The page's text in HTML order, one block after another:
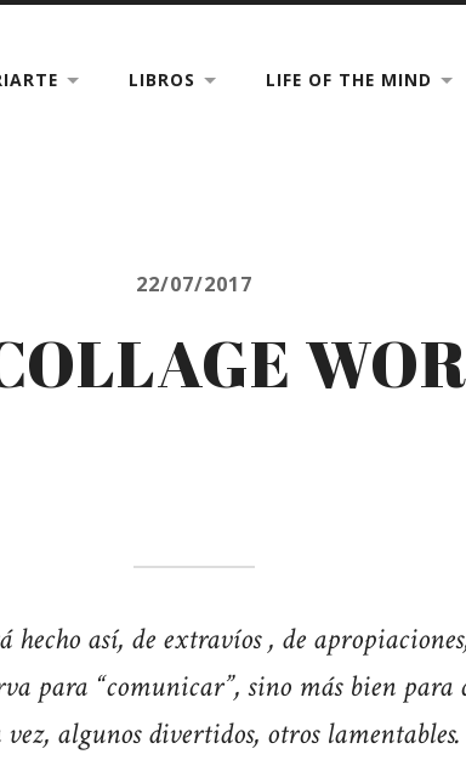
LIBROS LIFE OF THE MIND
22/07/2017
hecho así, de extravíos , de
para “comunicar”, sino más bien para
algunos divertidos, otros lamentables.